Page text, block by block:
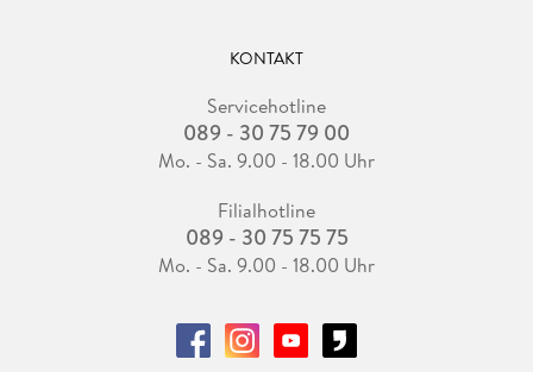
KONTAKT
Servicehotline
089 - 30 75 79 00
Mo. - Sa. 9.00 - 18.00 Uhr
Filialhotline
089 - 30 75 75 75
Mo. - Sa. 9.00 - 18.00 Uhr